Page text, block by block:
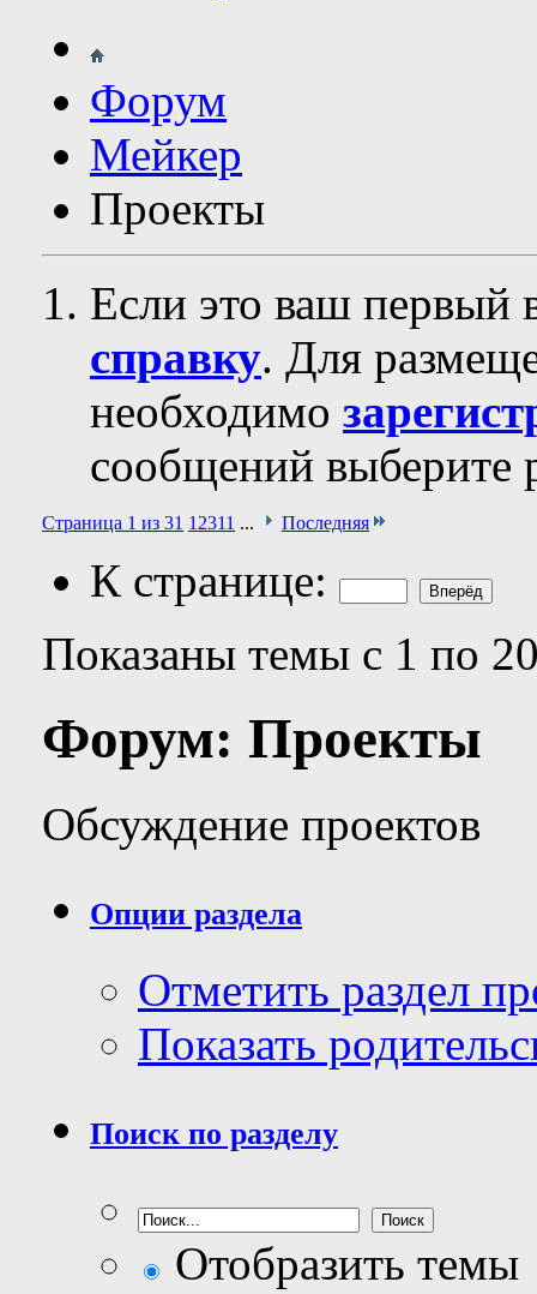
Форум
Мейкер
Проекты
Если это ваш первый
справку. Для
необходимо
сообщений выберите
Страница 1 из 31 1 2311 ... Последняя
К странице:
Показаны темы с 1 по
Форум: Проекты
Обсуждение проектов
Опции раздела
Отметить раздел
Показать
Поиск по разделу
Отобразить темы